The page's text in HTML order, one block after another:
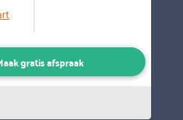
gratis afspraak